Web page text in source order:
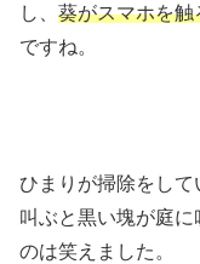
し、 葵がスマホを
ですね。
ひまりが掃除をし
叫ぶと黒い塊が庭
のは笑えました。